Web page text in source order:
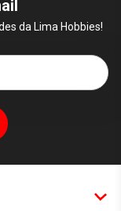
da Lima Hobbies!